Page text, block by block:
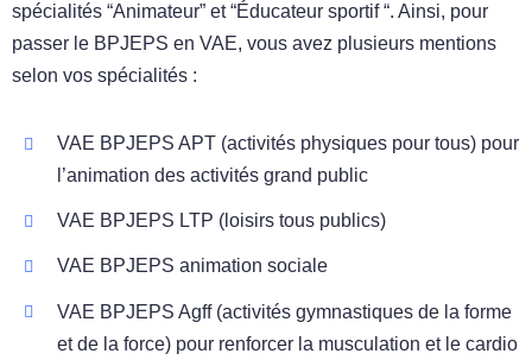
spécialités “Animateur” et “Éducateur sportif “. Ainsi, pour
passer le BPJEPS en VAE, vous avez plusieurs mentions
selon vos spécialités :
VAE BPJEPS APT (activités physiques pour tous) pour
l’animation des activités grand public
VAE BPJEPS LTP (loisirs tous publics)
VAE BPJEPS animation sociale
VAE BPJEPS Agff (activités gymnastiques de la forme
et de la force) pour renforcer la musculation et le cardio